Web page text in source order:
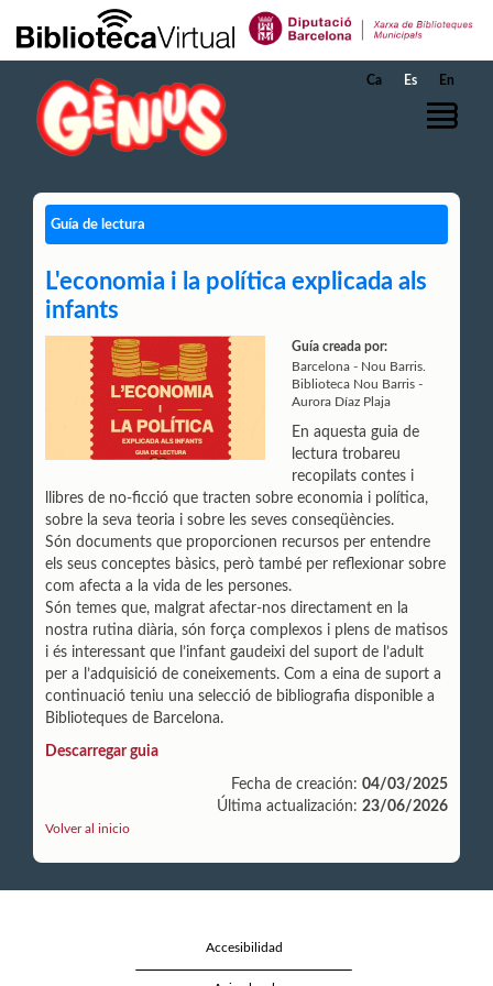
Saltar al contenido principal
Ca Es En
Guía de lectura
L'economia i la política explicada als
infants
Guía creada por:
Barcelona - Nou Barris.
Biblioteca Nou Barris -
Aurora Díaz Plaja
En aquesta guia de
lectura trobareu
recopilats contes i
llibres de no-ficció que tracten sobre economia i política,
sobre la seva teoria i sobre les seves conseqüències.
Són documents que proporcionen recursos per entendre
els seus conceptes bàsics, però també per reflexionar sobre
com afecta a la vida de les persones.
Són temes que, malgrat afectar-nos directament en la
nostra rutina diària, són força complexos i plens de matisos
i és interessant que l’infant gaudeixi del suport de l’adult
per a l’adquisició de coneixements. Com a eina de suport a
continuació teniu una selecció de bibliografia disponible a
Biblioteques de Barcelona.
Descarregar guia
Fecha de creación: 04/03/2025
Última actualización: 23/06/2026
Volver al inicio
Accesibilidad